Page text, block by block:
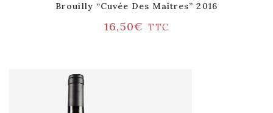
Brouilly “Cuvée Des Maîtres” 2016
16,50€ TTC